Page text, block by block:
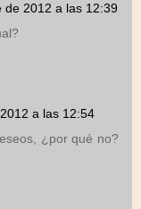
de 2012 a las 12:39
a las 12:54
¿por qué no?